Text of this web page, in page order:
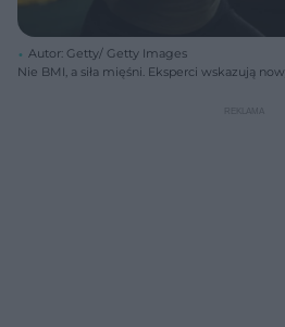
Autor: Getty/ Getty Images
Nie BMI, a siła mięśni. Eksperci wskazują